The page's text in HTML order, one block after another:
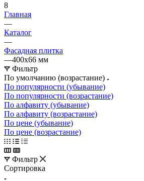
8
Главная
—
Каталог
—
Фасадная плитка
—400х66 мм
Фильтр
По умолчанию (возрастание)
По популярности (убывание)
По популярности (возрастание)
По алфавиту (убывание)
По алфавиту (возрастание)
По цене (убывание)
По цене (возрастание)
Фильтр
Сортировка